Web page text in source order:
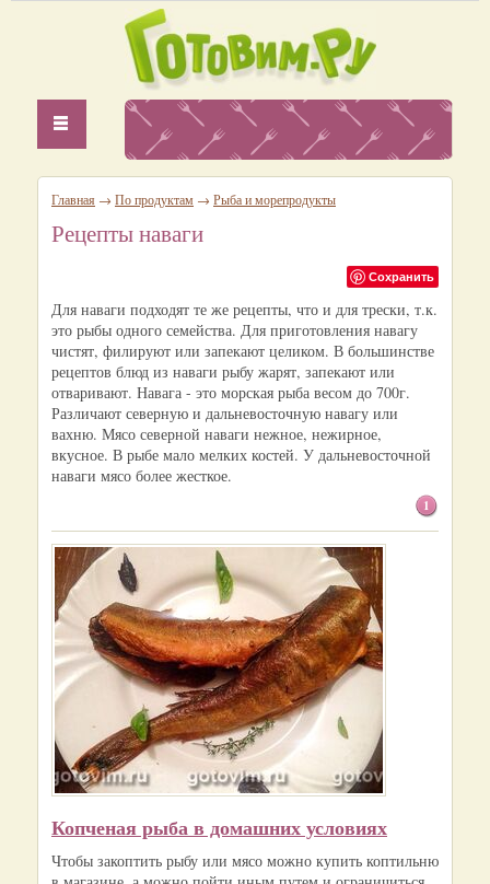
Главная → По продуктам → Рыба и морепродукты
Рецепты наваги
Сохранить
Для наваги подходят те же рецепты, что и для трески, т.к.
это рыбы одного семейства. Для приготовления навагу
чистят, филируют или запекают целиком. В большинстве
рецептов блюд из наваги рыбу жарят, запекают или
отваривают. Навага - это морская рыба весом до 700г.
Различают северную и дальневосточную навагу или
вахню. Мясо северной наваги нежное, нежирное,
вкусное. В рыбе мало мелких костей. У дальневосточной
наваги мясо более жесткое.
1
Копченая рыба в домашних условиях
Чтобы закоптить рыбу или мясо можно купить коптильню